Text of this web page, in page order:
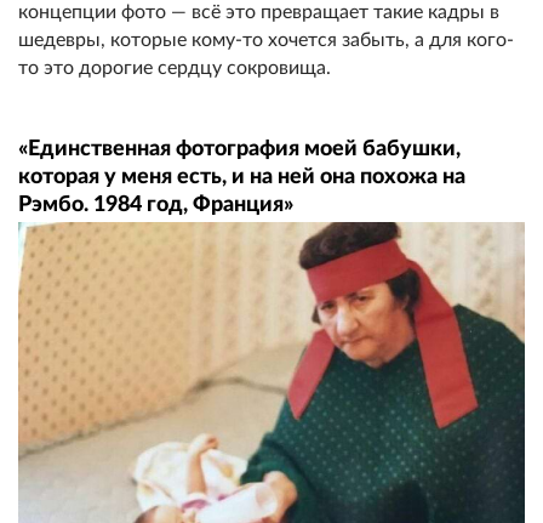
концепции фото — всё это превращает такие кадры в
шедевры, которые кому-то хочется забыть, а для кого-
то это дорогие сердцу сокровища.
«Единственная фотография моей бабушки,
которая у меня есть, и на ней она похожа на
Рэмбо. 1984 год, Франция»